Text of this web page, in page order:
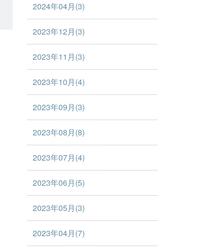
2024年04月(3)
2023年12月(3)
2023年11月(3)
2023年10月(4)
2023年09月(3)
2023年08月(8)
2023年07月(4)
2023年06月(5)
2023年05月(3)
2023年04月(7)